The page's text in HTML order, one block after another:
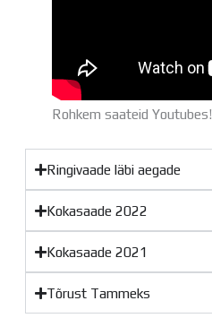
Rohkem saateid Youtubes!
Ringivaade läbi aegade
Kokasaade 2022
Kokasaade 2021
Tõrust Tammeks